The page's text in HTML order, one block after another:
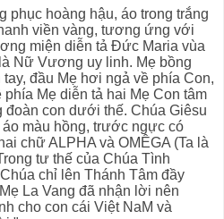
phục hoàng hậu, áo trong trắng
viền vàng, tương ứng với
miện diễn tả Đức Maria vùa
Nữ Vương uy linh. Mẹ bồng
đầu Mẹ hơi ngả về phía Con,
Mẹ diễn tả hai Mẹ Con tâm
con dưới thế. Chúa Giêsu
màu hồng, trước ngực có
chữ ALPHA và OMÊGA (Ta là
tư thế của Chúa Tình
chỉ lên Thánh Tâm đầy
La Vang đã nhận lời nên
cho con cái Việt NaM và